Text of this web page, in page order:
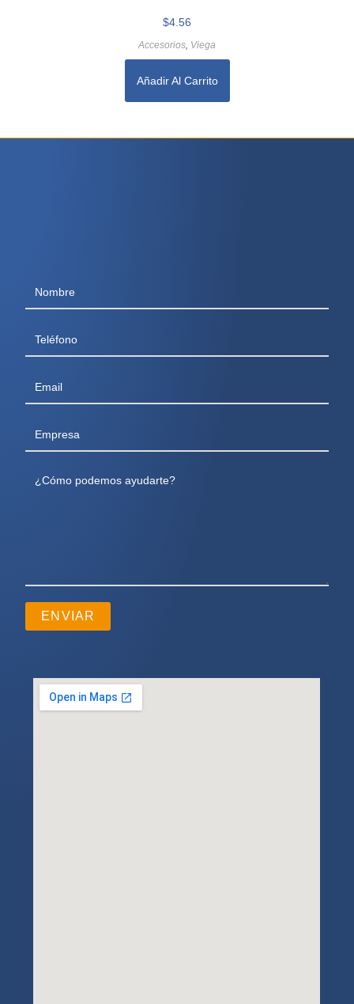
$4.56
Accesorios, Viega
Añadir Al Carrito